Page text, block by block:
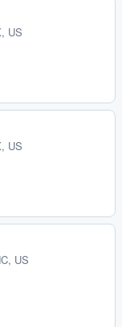
US
US
US